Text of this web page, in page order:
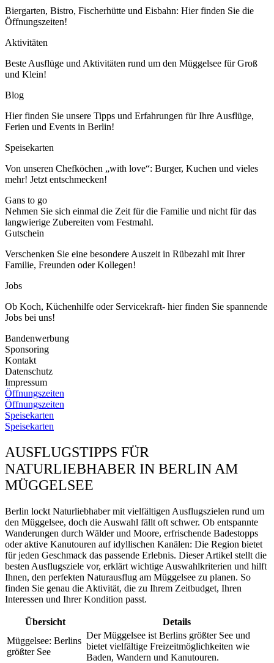
Biergarten, Bistro, Fischerhütte und Eisbahn: Hier finden Sie die
Öffnungszeiten!
Aktivitäten
Beste Ausflüge und Aktivitäten rund um den Müggelsee für Groß
und Klein!
Blog
Hier finden Sie unsere Tipps und Erfahrungen für Ihre Ausflüge,
Ferien und Events in Berlin!
Speisekarten
Von unseren Chefköchen „with love“: Burger, Kuchen und vieles
mehr! Jetzt entschmecken!
Gans to go
Nehmen Sie sich einmal die Zeit für die Familie und nicht für das
langwierige Zubereiten vom Festmahl.
Gutschein
Verschenken Sie eine besondere Auszeit in Rübezahl mit Ihrer
Familie, Freunden oder Kollegen!
Jobs
Ob Koch, Küchenhilfe oder Servicekraft- hier finden Sie spannende
Jobs bei uns!
Bandenwerbung
Sponsoring
Kontakt
Datenschutz
Impressum
Öffnungszeiten
Öffnungszeiten
Speisekarten
Speisekarten
AUSFLUGSTIPPS FÜR
NATURLIEBHABER IN BERLIN AM
MÜGGELSEE
Berlin lockt Naturliebhaber mit vielfältigen Ausflugszielen rund um
den Müggelsee, doch die Auswahl fällt oft schwer. Ob entspannte
Wanderungen durch Wälder und Moore, erfrischende Badestopps
oder aktive Kanutouren auf idyllischen Kanälen: Die Region bietet
für jeden Geschmack das passende Erlebnis. Dieser Artikel stellt die
besten Ausflugsziele vor, erklärt wichtige Auswahlkriterien und hilft
Ihnen, den perfekten Naturausflug am Müggelsee zu planen. So
finden Sie genau die Aktivität, die zu Ihrem Zeitbudget, Ihren
Interessen und Ihrer Kondition passt.
Übersicht
Details
Müggelsee: Berlins
größter See
Der Müggelsee ist Berlins größter See und
bietet vielfältige Freizeitmöglichkeiten wie
Baden, Wandern und Kanutouren.